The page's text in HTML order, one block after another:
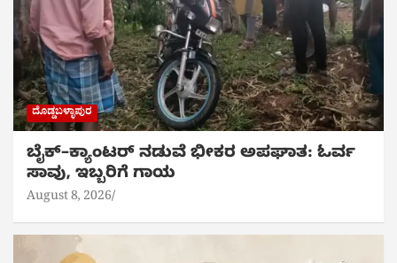
ದೊಡ್ಡಬಳ್ಳಾಪುರ
ಬೈಕ್‌–ಕ್ಯಾಂಟರ್ ನಡುವೆ ಭೀಕರ ಅಪಘಾತ: ಓರ್ವ
ಸಾವು, ಇಬ್ಬರಿಗೆ ಗಾಯ
August 8, 2026